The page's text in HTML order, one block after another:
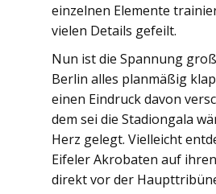
einzelnen Elemente
vielen Details gefeilt.
Nun ist die Spannung
Berlin alles planmäßig
einen Eindruck davon
dem sei die Stadiongala
Herz gelegt. Vielleicht
Eifeler Akrobaten auf
direkt vor der